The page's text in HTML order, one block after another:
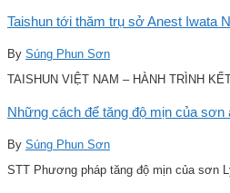
Taishun tới thăm trụ sở Anest Iwata
By Súng Phun Sơn
TAISHUN VIỆT NAM – HÀNH TRÌNH
Những cách để tăng độ mịn của
By Súng Phun Sơn
STT Phương pháp tăng độ mịn của sơn